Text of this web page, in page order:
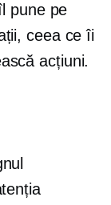
pune pe
ceea ce îi
acțiuni.